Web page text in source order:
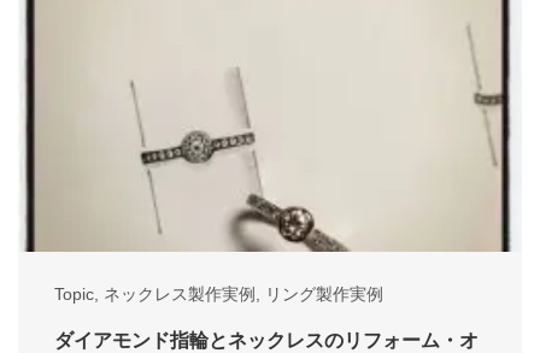
Topic, ネックレス製作実例 , リング製作実例
ダイアモンド指輪とネックレスのリフォーム・オ